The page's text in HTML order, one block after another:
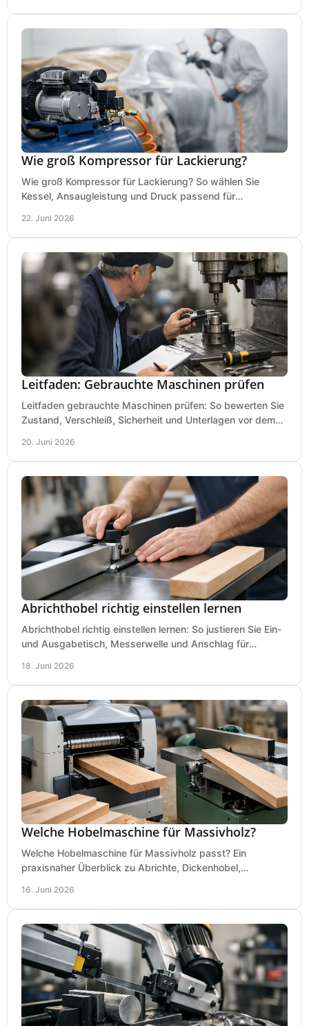
Wie groß Kompressor für Lackierung?
Wie groß Kompressor für Lackierung? So wählen Sie
Kessel, Ansaugleistung und Druck passend für
22. Juni 2026
Leitfaden: Gebrauchte Maschinen prüfen
Leitfaden gebrauchte Maschinen prüfen: So bewerten Sie
Zustand, Verschleiß, Sicherheit und Unterlagen vor dem
20. Juni 2026
Abrichthobel richtig einstellen lernen
Abrichthobel richtig einstellen lernen: So justieren Sie Ein-
und Ausgabetisch, Messerwelle und Anschlag für
18. Juni 2026
Welche Hobelmaschine für Massivholz?
Welche Hobelmaschine für Massivholz passt? Ein
praxisnaher Überblick zu Abrichte, Dickenhobel,
16. Juni 2026